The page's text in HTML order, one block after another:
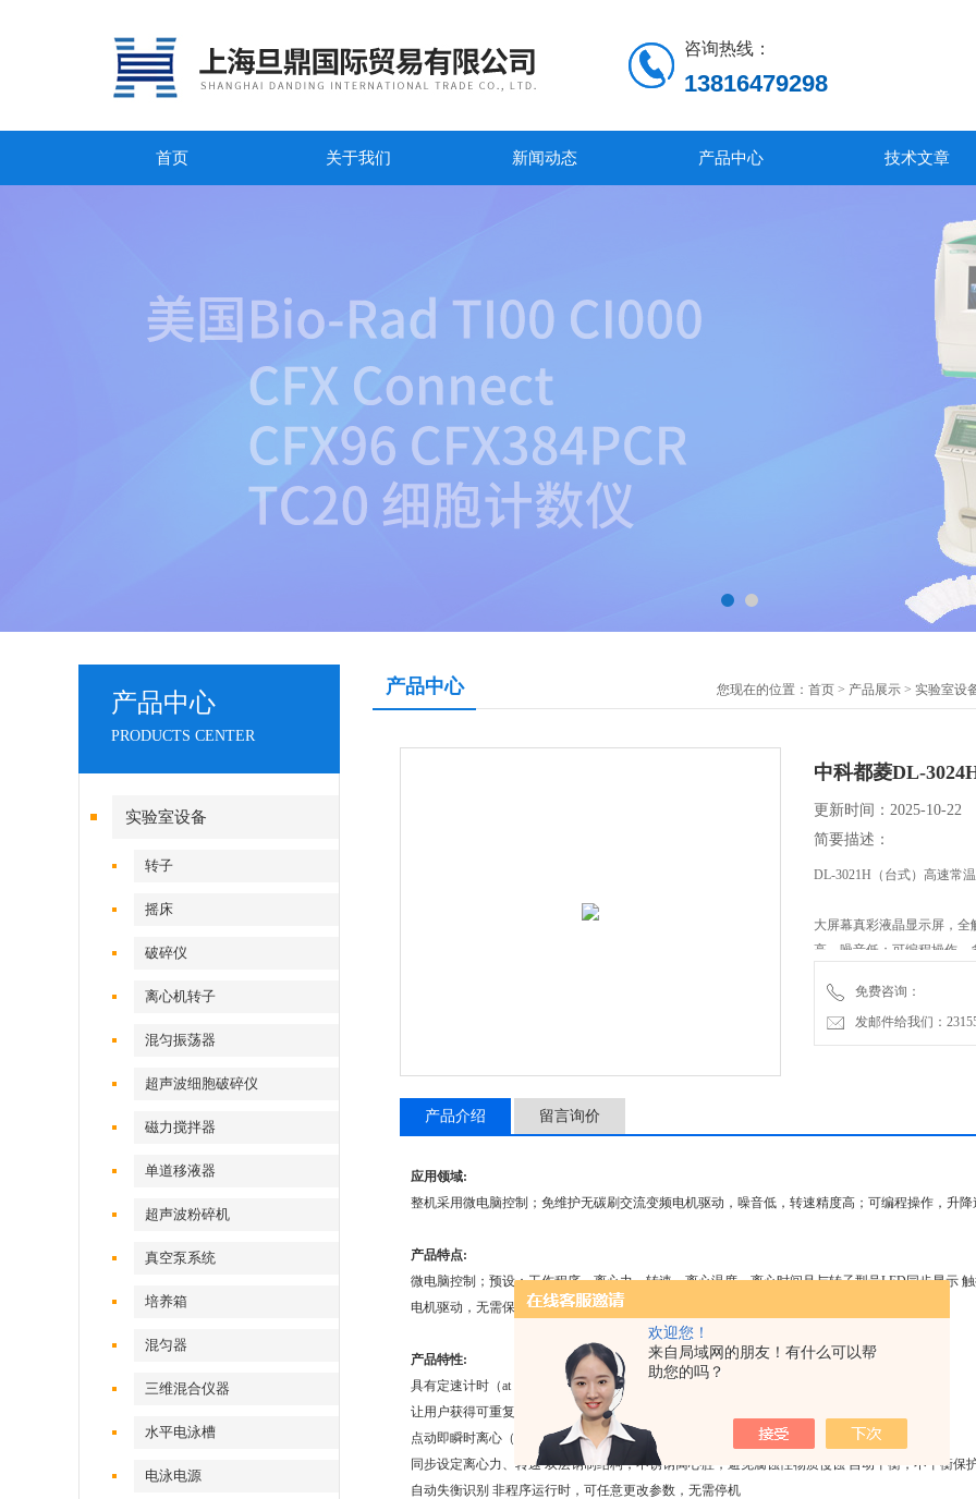
欢迎您！
来自局域网的朋友！有什么可以帮
助您的吗？
咨询热线：
13816479298
首页 关于我们 新闻动态 产品中心 技术文章
产品中心
PRODUCTS CENTER
实验室设备
转子
摇床
破碎仪
离心机转子
混匀振荡器
超声波细胞破碎仪
磁力搅拌器
单道移液器
超声波粉碎机
真空泵系统
培养箱
混匀器
三维混合仪器
水平电泳槽
电泳电源
产品中心 您现在的位置： 首页 > 产品展示 > 实验室设
中科都菱DL-
更新时间：2025-10-22
简要描述：
DL-3021H（台式）高速常
大屏幕真彩液晶显示屏，
高，噪音低；可编程操作
生化制品、医疗检验、食品
免费咨询：
发邮件给我们：
产品介绍 留言询价
应用领域:
整机采用微电脑控制；免维护无碳刷交流变频电机驱动，噪音低，转速精度高；可编程操作，升
产品特点:
微电脑控制；预设：工作程序、离心力、转速、离心温度、离心时间且与转子型号LED同步显示
电机驱动，无需保养 双重门盖门锁系统，启动即上锁，确保运行安全
产品特性:
具有定速计时（at set rpm）功能：
让用户获得可重复的结果，提供离心机的可比性；
点动即瞬时离心（short spin）功能 差速离心*；
同步设定离心力、转速 双层钢制结构，不锈钢离心腔，避免腐蚀性物质侵蚀 自动平衡，不平衡保
自动失衡识别 非程序运行时，可任意更改参数，无需停机